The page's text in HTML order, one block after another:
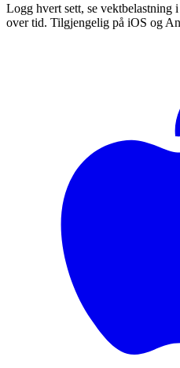
Logg hvert sett, se vektbelastning
over tid. Tilgjengelig på iOS og